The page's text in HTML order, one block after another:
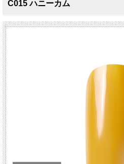
C015 ハニーカム